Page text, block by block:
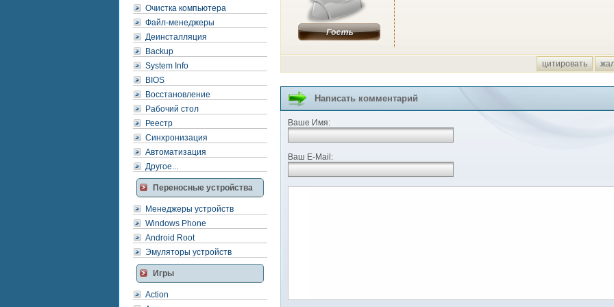
Очистка компьютера
Файл-менеджеры
Деинсталляция
Backup
System Info
BIOS
Восстановление
Рабочий стол
Реестр
Синхронизация
Автоматизация
Другое...
Переносные устройства
Менеджеры устройств
Windows Phone
Android Root
Эмуляторы устройств
Игры
Action
цитировать
Написать комментарий
Ваше Имя:
Ваш E-Mail: